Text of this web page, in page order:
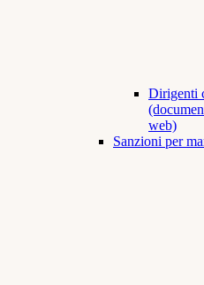
Dirigenti
web)
Sanzioni per